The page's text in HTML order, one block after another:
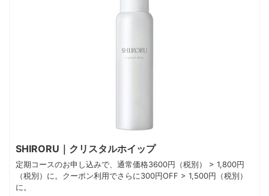
SHIRORU｜クリスタルホイップ
定期コースのお申し込みで、通常価格3600円（税別） > 1,800円
（税別）に。クーポン利用でさらに300円OFF > 1,500円（税別）
に。